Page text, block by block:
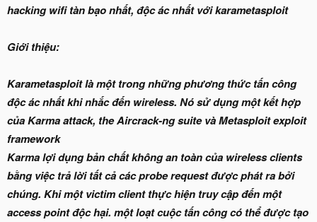
hacking wifi tàn bạo nhất, độc ác nhất với karametasploit
Giới thiệu:
Karametasploit là một trong những phương thức tấn công
độc ác nhất khi nhắc đến wireless. Nó sử dụng một kết hợp
của Karma attack, the Aircrack-ng suite và Metasploit exploit
framework
Karma lợi dụng bản chất không an toàn của wireless clients
bằng việc trả lời tất cả các probe request được phát ra bởi
chúng. Khi một victim client thực hiện truy cập đến một
access point độc hại. một loạt cuộc tấn công có thể được tạo